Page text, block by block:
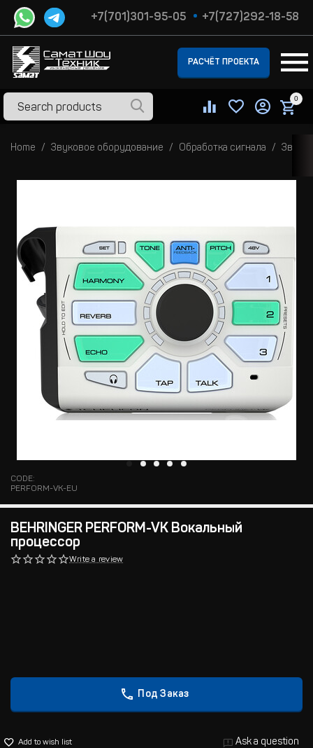
+7(701)301-95-05 +7(727)292-18-58
РАСЧЁТ ПРОЕКТА
0
Home Звуковое оборудование Обработка сигнала
CODE:
PERFORM-VK-EU
BEHRINGER PERFORM-VK Вокальный
процессор
Write a review
Под Заказ
Add to wish list Ask a question